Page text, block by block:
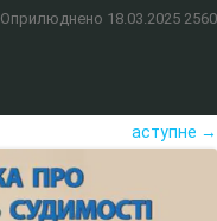
18.03.2025 2560
аступне →